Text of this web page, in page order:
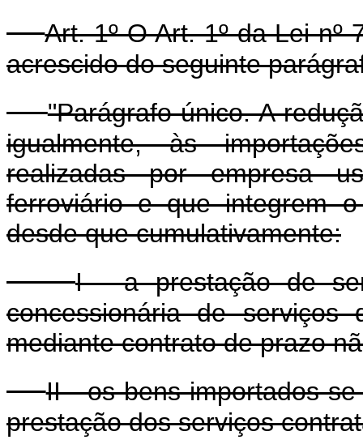
Art. 1º O Art. 1º da Lei
acrescido do seguinte
"Parágrafo único. A
igualmente, às
realizadas por empresa
ferroviário e que integrem
desde que cumulativamente:
I - a prestação de
concessionária de serviços
mediante contrato de prazo
II - os bens importados
prestação dos serviços